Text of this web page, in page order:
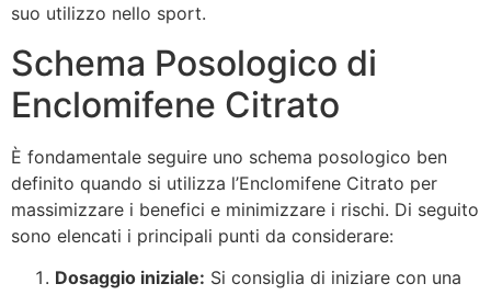
suo utilizzo nello sport.
Schema Posologico di
Enclomifene Citrato
È fondamentale seguire uno schema posologico ben
definito quando si utilizza l’Enclomifene Citrato per
massimizzare i benefici e minimizzare i rischi. Di seguito
sono elencati i principali punti da considerare:
Dosaggio iniziale: Si consiglia di iniziare con una